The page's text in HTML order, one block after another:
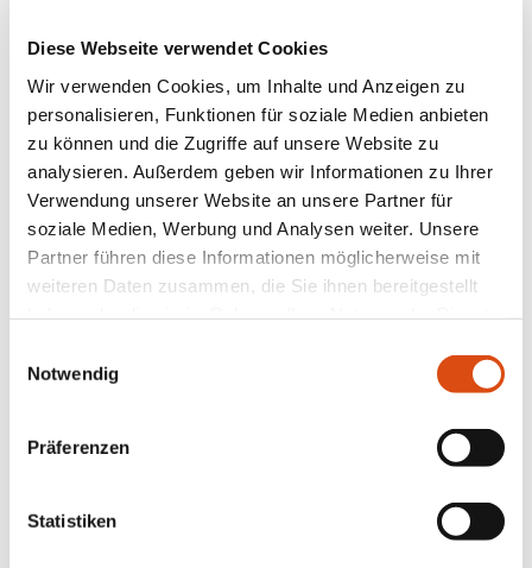
Diese Webseite verwendet Cookies
Wir verwenden Cookies, um Inhalte und Anzeigen zu
personalisieren, Funktionen für soziale Medien anbieten
zu können und die Zugriffe auf unsere Website zu
analysieren. Außerdem geben wir Informationen zu Ihrer
Verwendung unserer Website an unsere Partner für
soziale Medien, Werbung und Analysen weiter. Unsere
Partner führen diese Informationen möglicherweise mit
weiteren Daten zusammen, die Sie ihnen bereitgestellt
Notwendig
Präferenzen
Statistiken